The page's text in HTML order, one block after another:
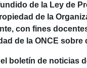
de la Ley de
de la
con fines
de la ONCE
boletín de noticias